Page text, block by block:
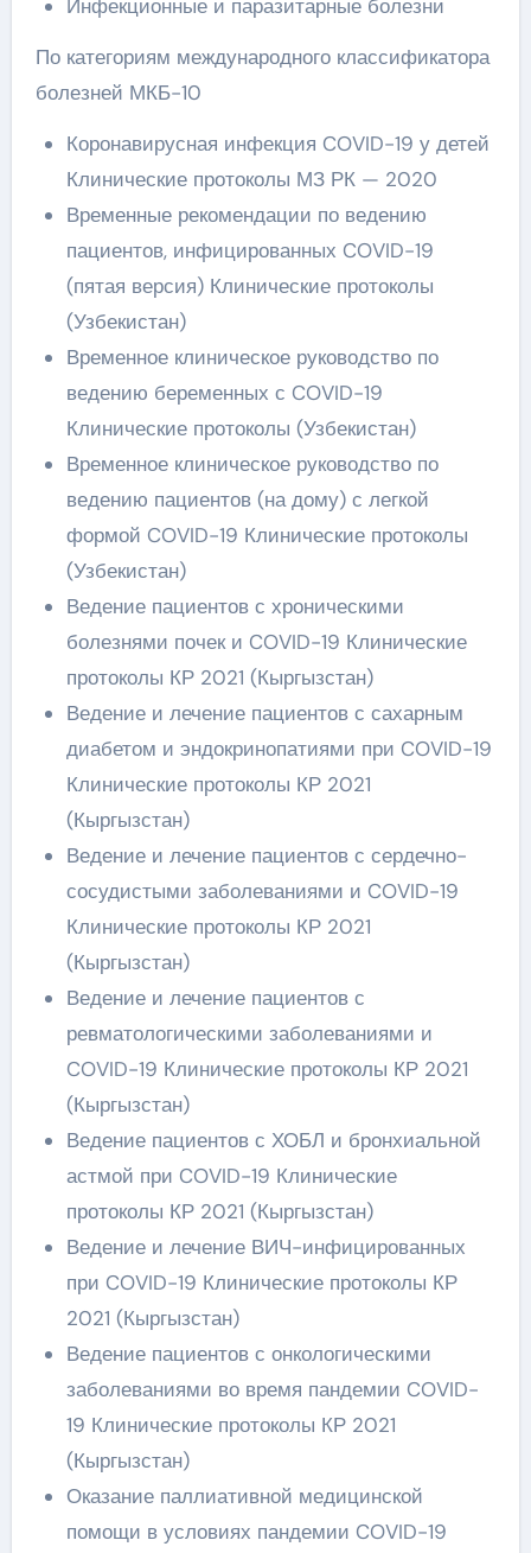
Инфекционные и паразитарные болезни
По категориям международного классификатора
болезней МКБ-10
Коронавирусная инфекция COVID-19 у детей
Клинические протоколы МЗ РК — 2020
Временные рекомендации по ведению
пациентов, инфицированных COVID-19
(пятая версия) Клинические протоколы
(Узбекистан)
Временное клиническое руководство по
ведению беременных с COVID-19
Клинические протоколы (Узбекистан)
Временное клиническое руководство по
ведению пациентов (на дому) с легкой
формой COVID-19 Клинические протоколы
(Узбекистан)
Ведение пациентов с хроническими
болезнями почек и COVID-19 Клинические
протоколы КР 2021 (Кыргызстан)
Ведение и лечение пациентов с сахарным
диабетом и эндокринопатиями при COVID-19
Клинические протоколы КР 2021
(Кыргызстан)
Ведение и лечение пациентов с сердечно-
сосудистыми заболеваниями и COVID-19
Клинические протоколы КР 2021
(Кыргызстан)
Ведение и лечение пациентов с
ревматологическими заболеваниями и
COVID-19 Клинические протоколы КР 2021
(Кыргызстан)
Ведение пациентов с ХОБЛ и бронхиальной
астмой при COVID-19 Клинические
протоколы КР 2021 (Кыргызстан)
Ведение и лечение ВИЧ-инфицированных
при COVID-19 Клинические протоколы КР
2021 (Кыргызстан)
Ведение пациентов с онкологическими
заболеваниями во время пандемии COVID-
19 Клинические протоколы КР 2021
(Кыргызстан)
Оказание паллиативной медицинской
помощи в условиях пандемии COVID-19